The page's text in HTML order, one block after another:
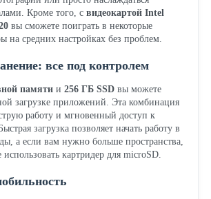
Кроме того, с видеокартой Intel
вы сможете поиграть в некоторые
на средних настройках без проблем.
все под контролем
памятии 256 ГБ SSDвы можете
загрузке приложений. Эта комбинация
работу и мгновенный доступ к
загрузка позволяет начать работу в
а если вам нужно больше пространства,
картридер для microSD.